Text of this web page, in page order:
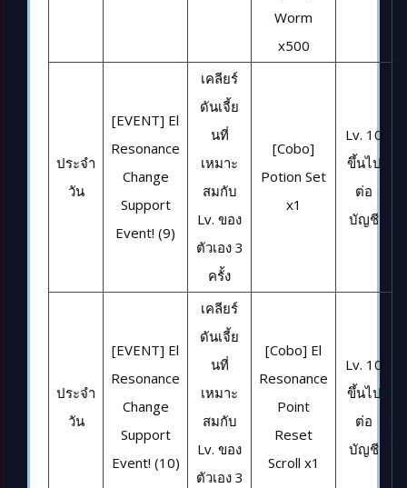
Worm
x500
ประจำ
วัน
[EVENT] El
Resonance
Change
Support
Event! (9)
เคลียร์
ดันเจี้ย
นที่
เหมาะ
สมกับ
Lv. ของ
ตัวเอง 3
ครั้ง
[Cobo]
Potion Set
x1
Lv. 10
ขึ้นไป
ต่อ
บัญชี
ประจำ
วัน
[EVENT] El
Resonance
Change
Support
Event! (10)
เคลียร์
ดันเจี้ย
นที่
เหมาะ
สมกับ
Lv. ของ
ตัวเอง 3
[Cobo] El
Resonance
Point
Reset
Scroll x1
Lv. 10
ขึ้นไป
ต่อ
บัญชี